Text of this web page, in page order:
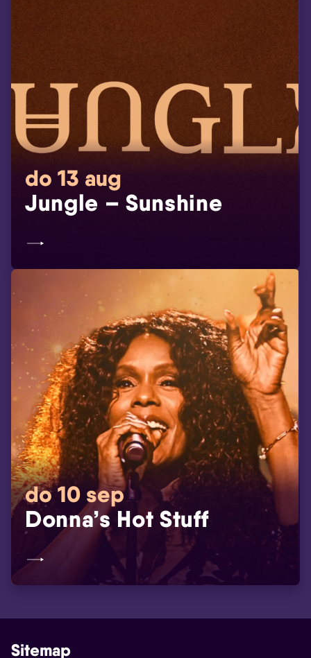
do 13 aug
Jungle – Sunshine
do 10 sep
Donna’s Hot Stuff
Sitemap